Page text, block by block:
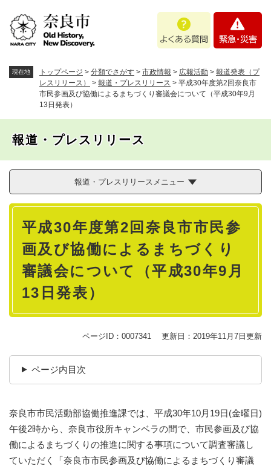
あ
問
・
現在地 トップページ > 分類でさがす > 市政情報 > 広報活動 > 報道発表（プ
レスリリース）
> 報道・プレスリリース > 平成30年度第2回奈良市
市民参画及び協働によるまちづくり審議会について（平成30年9月
13日発表）
報道・プレスリリース
報道・プレスリリースメニュー
本
平成30年度第2回奈良市市民参
画及び協働によるまちづくり
審議会について（平成30年9月
13日発表）
ページID：0007341 更新日：2019年11月7日更新
ページ内目次
奈良市市民活動部協働推進課では、平成30年10月19日(金曜日)
午後2時から、奈良市役所キャンベラの間で、市民参画及び協
働によるまちづくりの推進に関する事項について調査審議し
ていただく「奈良市市民参画及び協働によるまちづくり審議